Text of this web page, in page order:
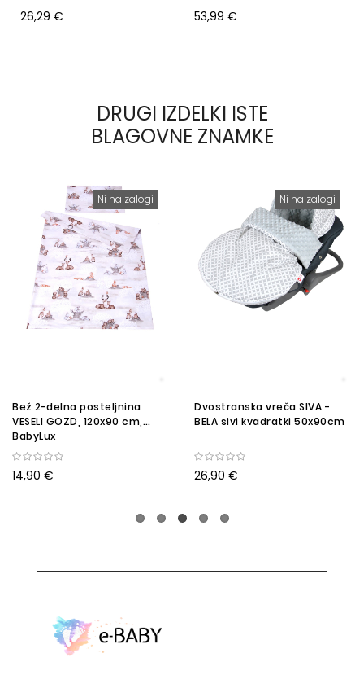
26,29 € 53,99 €
DRUGI IZDELKI ISTE
BLAGOVNE ZNAMKE
Ni na zalogi
Bež 2-delna posteljnina
VESELI GOZD, 120x90 cm,
BabyLux
14,90 €
Ni na zalogi
Dvostranska vreča SIVA -
BELA sivi kvadratki 50x90cm
26,90 €